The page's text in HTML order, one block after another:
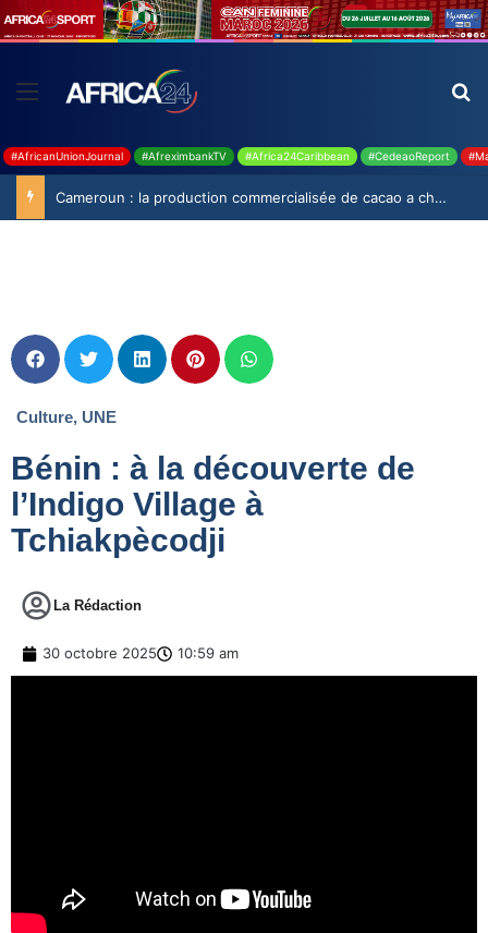
#AfricanUnionJournal #AfreximbankTV #Africa24Caribbean #CedeaoReport
Cameroun : la production commercialisée de cacao a chuté de 19,9% durant la saison 2025-2026
Culture, UNE
Bénin : à la découverte de
l’Indigo Village à
Tchiakpècodji
La Rédaction
30 octobre 2025 10:59 am